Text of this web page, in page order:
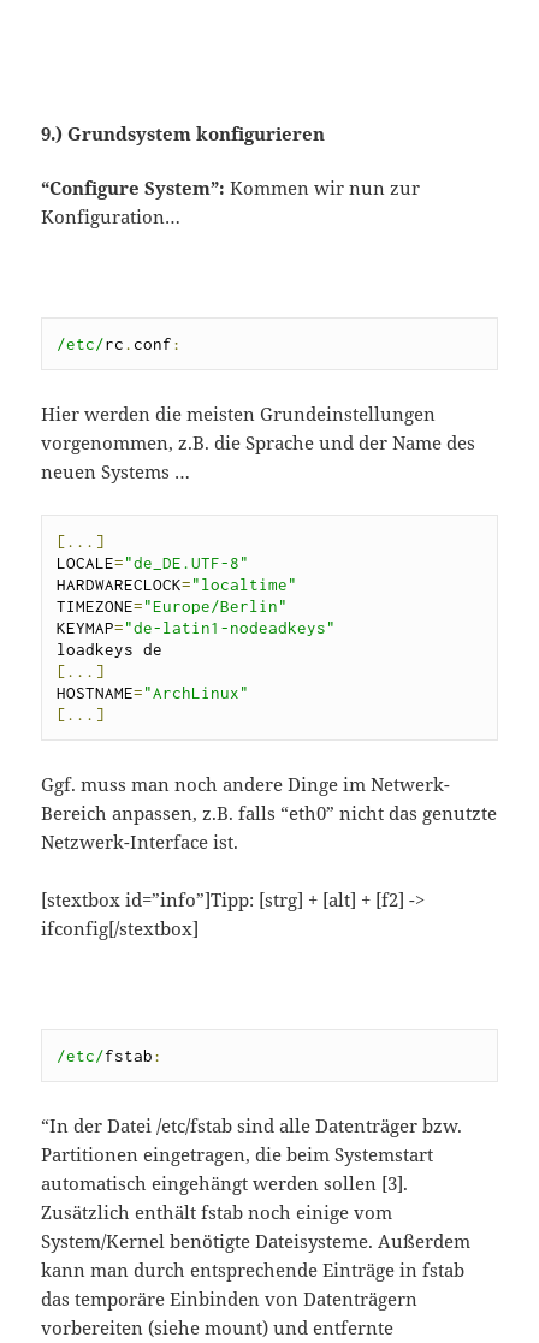
9.) Grundsystem konfigurieren
“Configure System”:Kommen wir nun zur
Konfiguration…
/etc/rc .conf:
Hier werden die meisten Grundeinstellungen
vorgenommen, z.B. die Sprache und der Name des
neuen Systems …
[...]
LOCALE="de_DE.UTF-8"
HARDWARECLOCK="localtime"
TIMEZONE="Europe/Berlin"
KEYMAP="de-latin1-nodeadkeys"
[...]
HOSTNAME="ArchLinux"
[...]
Ggf. muss man noch andere Dinge im Netwerk-
Bereich anpassen, z.B. falls “eth0” nicht das genutzte
Netzwerk-Interface ist.
[stextbox id=”info”]Tipp: [strg] + [alt] + [f2] ->
ifconfig[/stextbox]
/etc/fstab:
“In der Datei /etc/fstab sind alle Datenträger bzw.
Partitionen eingetragen, die beim Systemstart
automatisch eingehängt werden sollen [3].
Zusätzlich enthält fstab noch einige vom
System/Kernel benötigte Dateisysteme. Außerdem
kann man durch entsprechende Einträge in fstab
das temporäre Einbinden von Datenträgern
vorbereiten (siehe mount) und entfernte